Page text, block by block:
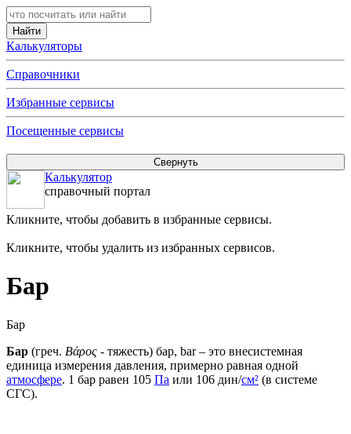
Калькуляторы
Справочники
Избранные сервисы
Посещенные сервисы
Калькулятор
справочный портал
Кликните, чтобы добавить в избранные сервисы.
Кликните, чтобы удалить из избранных сервисов.
Бар
Бар
Бар (греч. Βάρος - тяжесть) бар, bar – это внесистемная
единица измерения давления, примерно равная одной
атмосфере. 1 бар равен 105 Па или 106 дин/см² (в системе
СГС).